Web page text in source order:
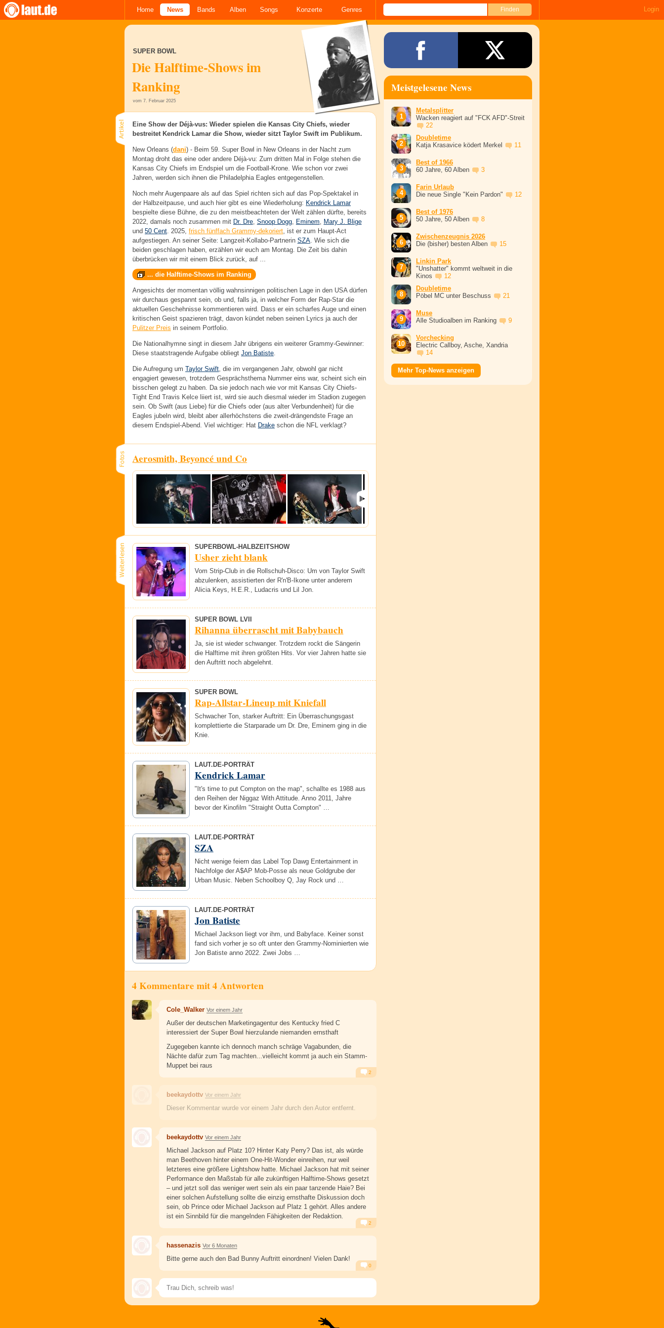
Home News Bands Alben Songs Konzerte Genres Login
SUPER BOWL
Die Halftime-Shows im
Ranking
vom 7. Februar 2025
Eine Show der Déjà-vus: Wieder spielen die Kansas City Chiefs, wieder
bestreitet Kendrick Lamar die Show, wieder sitzt Taylor Swift im Publikum.
New Orleans (dani) - Beim 59. Super Bowl in New Orleans in der Nacht zum
Montag droht das eine oder andere Déjà-vu: Zum dritten Mal in Folge stehen die
Kansas City Chiefs im Endspiel um die Football-Krone. Wie schon vor zwei
Jahren, werden sich ihnen die Philadelphia Eagles entgegenstellen.
Noch mehr Augenpaare als auf das Spiel richten sich auf das Pop-Spektakel in
der Halbzeitpause, und auch hier gibt es eine Wiederholung: Kendrick Lamar
bespielte diese Bühne, die zu den meistbeachteten der Welt zählen dürfte, bereits
2022, damals noch zusammen mit Dr. Dre Snoop Dogg Eminem
Mary J. Blige
und 50 Cent . 2025, frisch fünffach Grammy-dekoriert , ist er zum Haupt-Act
aufgestiegen. An seiner Seite: Langzeit-Kollabo-Partnerin SZA . Wie sich die
beiden geschlagen haben, erzählen wir euch am Montag. Die Zeit bis dahin
überbrücken wir mit einem Blick zurück, auf ...
... die Halftime-Shows im Ranking
Angesichts der momentan völlig wahnsinnigen politischen Lage in den USA dürfen
wir durchaus gespannt sein, ob und, falls ja, in welcher Form der Rap-Star die
aktuellen Geschehnisse kommentieren wird. Dass er ein scharfes Auge und einen
kritischen Geist spazieren trägt, davon kündet neben seinen Lyrics ja auch der
Pulitzer Preis in seinem Portfolio.
Die Nationalhymne singt in diesem Jahr übrigens ein weiterer Grammy-Gewinner:
Diese staatstragende Aufgabe obliegt Jon Batiste
Die Aufregung um Taylor Swift , die im vergangenen Jahr, obwohl gar nicht
engagiert gewesen, trotzdem Gesprächsthema Nummer eins war, scheint sich ein
bisschen gelegt zu haben. Da sie jedoch nach wie vor mit Kansas City Chiefs-
Tight End Travis Kelce liiert ist, wird sie auch diesmal wieder im Stadion zugegen
sein. Ob Swift (aus Liebe) für die Chiefs oder (aus alter Verbundenheit) für die
Eagles jubeln wird, bleibt aber allerhöchstens die zweit-drängendste Frage an
diesem Endspiel-Abend. Viel wichtiger: Hat Drake schon die NFL verklagt?
Aerosmith, Beyoncé und Co
SUPERBOWL-HALBZEITSHOW
Usher zieht blank
Vom Strip-Club in die Rollschuh-Disco: Um von Taylor Swift
abzulenken, assistierten der R'n'B-Ikone unter anderem
Alicia Keys, H.E.R., Ludacris und Lil Jon.
SUPER BOWL LVII
Rihanna überrascht mit Babybauch
Ja, sie ist wieder schwanger. Trotzdem rockt die Sängerin
die Halftime mit ihren größten Hits. Vor vier Jahren hatte sie
den Auftritt noch abgelehnt.
SUPER BOWL
Rap-Allstar-Lineup mit Kniefall
Schwacher Ton, starker Auftritt: Ein Überraschungsgast
komplettierte die Starparade um Dr. Dre, Eminem ging in die
Knie.
LAUT.DE-PORTRÄT
Kendrick Lamar
"It's time to put Compton on the map", schallte es 1988 aus
den Reihen der Niggaz With Attitude. Anno 2011, Jahre
bevor der Kinofilm "Straight Outta Compton" …
LAUT.DE-PORTRÄT
SZA
Nicht wenige feiern das Label Top Dawg Entertainment in
Nachfolge der A$AP Mob-Posse als neue Goldgrube der
Urban Music. Neben Schoolboy Q, Jay Rock und …
LAUT.DE-PORTRÄT
Jon Batiste
Michael Jackson liegt vor ihm, und Babyface. Keiner sonst
fand sich vorher je so oft unter den Grammy-Nominierten wie
Jon Batiste anno 2022. Zwei Jobs …
4 Kommentare mit 4 Antworten
Cole_Walker Vor einem Jahr
Außer der deutschen Marketingagentur des Kentucky fried C
interessiert der Super Bowl hierzulande niemanden ernsthaft
Zugegeben kannte ich dennoch manch schräge Vagabunden, die
Nächte dafür zum Tag machten...vielleicht kommt ja auch ein Stamm-
Muppet bei raus
2
beekaydottv Vor einem Jahr
Dieser Kommentar wurde vor einem Jahr durch den Autor entfernt.
beekaydottv Vor einem Jahr
Michael Jackson auf Platz 10? Hinter Katy Perry? Das ist, als würde
man Beethoven hinter einem One-Hit-Wonder einreihen, nur weil
letzteres eine größere Lightshow hatte. Michael Jackson hat mit seiner
Performance den Maßstab für alle zukünftigen Halftime-Shows gesetzt
– und jetzt soll das weniger wert sein als ein paar tanzende Haie? Bei
einer solchen Aufstellung sollte die einzig ernsthafte Diskussion doch
sein, ob Prince oder Michael Jackson auf Platz 1 gehört. Alles andere
ist ein Sinnbild für die mangelnden Fähigkeiten der Redaktion.
Alarm Antworten
2
hassenazis Vor 6 Monaten
Bitte gerne auch den Bad Bunny Auftritt einordnen! Vielen Dank!
Alarm Antworten
0
Speichern
Meistgelesene News
Metalsplitter
Wacken reagiert auf "FCK AFD"-Streit
22
Doubletime
Katja Krasavice ködert Merkel
11
Best of 1966
60 Jahre, 60 Alben
3
Farin Urlaub
Die neue Single "Kein Pardon"
12
Best of 1976
50 Jahre, 50 Alben
8
Zwischenzeugnis 2026
Die (bisher) besten Alben
15
Linkin Park
"Unshatter" kommt weltweit in die
Kinos
12
Doubletime
Pöbel MC unter Beschuss
21
Muse
Alle Studioalben im Ranking
9
Vorchecking
Electric Callboy, Asche, Xandria
14
Mehr Top-News anzeigen